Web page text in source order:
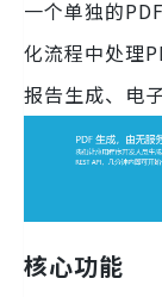
一个单独的
化流程中处理
报告生成、电
核心功能